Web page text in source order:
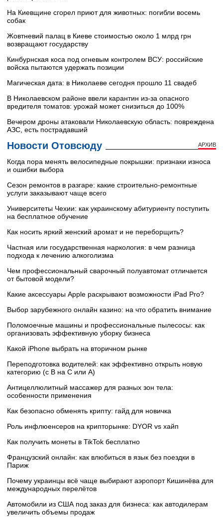
На Киевщине сгорел приют для животных: погибли восемь
собак
Жовтневий палац в Киеве стоимостью около 1 млрд грн
возвращают государству
Кинбурнская коса под огневым контролем ВСУ: российские
войска пытаются удержать позиции
Магическая дата: в Николаеве сегодня прошло 11 свадеб
В Николаевском районе ввели карантин из-за опасного
вредителя томатов: урожай может снизиться до 100%
Вечером дроны атаковали Николаевскую область: повреждена
АЗС, есть пострадавший
Новости Отовсюду АРХИВ
Когда пора менять велосипедные покрышки: признаки износа
и ошибки выбора
Сезон ремонтов в разгаре: какие строительно-ремонтные
услуги заказывают чаще всего
Университеты Чехии: как украинскому абитуриенту поступить
на бесплатное обучение
Как носить яркий женский аромат и не переборщить?
Частная или государственная наркология: в чем разница
подхода к лечению алкоголизма
Чем профессиональный сварочный полуавтомат отличается
от бытовой модели?
Какие аксессуары Apple раскрывают возможности iPad Pro?
Выбор зарубежного онлайн казино: на что обратить внимание
Поломоечные машины и профессиональные пылесосы: как
организовать эффективную уборку бизнеса
Какой iPhone выбрать на вторичном рынке
Переподготовка водителей: как эффективно открыть новую
категорию (с B на C или А)
Антицеллюлитный массажер для разных зон тела:
особенности применения
Как безопасно обменять крипту: гайд для новичка
Роль инфлюенсеров на крипторынке: DYOR vs хайп
Как получить монеты в TikTok бесплатно
Французский онлайн: как влюбиться в язык без поездки в
Париж
Почему украинцы всё чаще выбирают аэропорт Кишинёва для
международных перелётов
Автомобили из США под заказ для бизнеса: как автодилерам
увеличить объемы продаж